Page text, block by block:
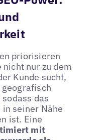
priorisieren
nicht nur zu dem
Kunde sucht,
geografisch
das
seiner Nähe
ist. Eine
mit